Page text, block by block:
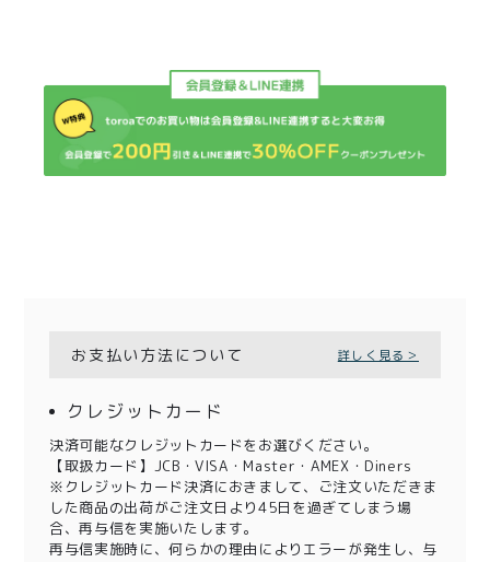
お支払い方法について 詳しく見る＞
クレジットカード
決済可能なクレジットカードをお選びください。
【取扱カード】JCB・VISA・Master・AMEX・Diners
※クレジットカード決済におきまして、ご注文いただきま
した商品の出荷がご注文日より45日を過ぎてしまう場
合、再与信を実施いたします。
再与信実施時に、何らかの理由によりエラーが発生し、与